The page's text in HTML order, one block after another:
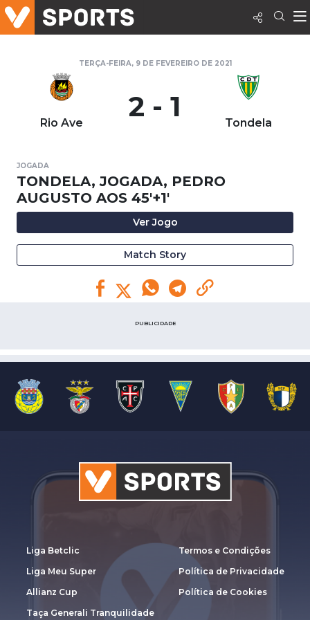
TERÇA-FEIRA, 9 DE FEVEREIRO DE 2021
Rio Ave 2 - 1 Tondela
JOGADA
TONDELA, JOGADA, PEDRO
AUGUSTO AOS 45'+1'
Ver Jogo
Match Story
PUBLICIDADE
Liga Betclic
Liga Meu Super
Allianz Cup
Taça Generali Tranquilidade
Termos e Condições
Política de Privacidade
Política de Cookies